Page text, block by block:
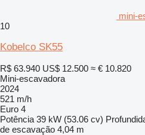
mini-
10
Kobelco SK55
R$ 63.940 US$ 12.500 ≈ € 10.820
Mini-escavadora
2024
521 m/h
Euro 4
Potência 39 kW (53.06 cv)
de escavação 4,04 m